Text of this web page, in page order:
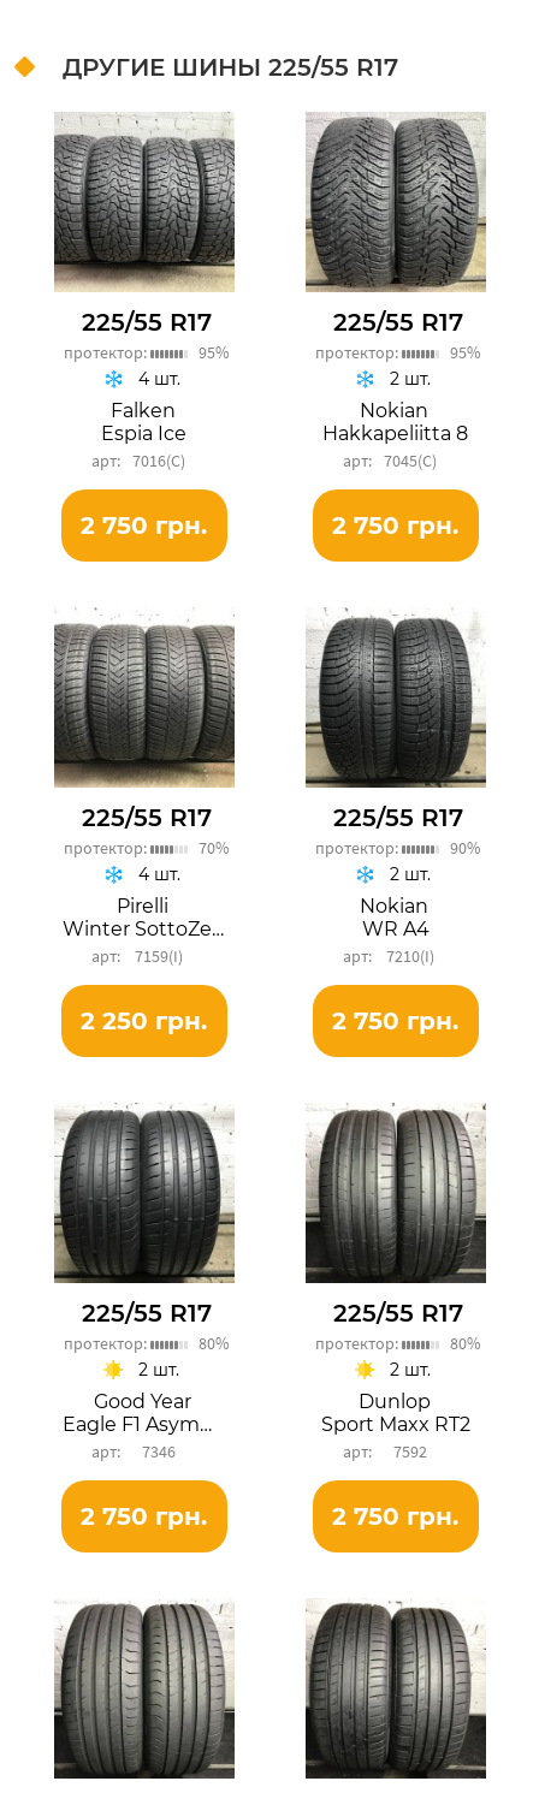
ДРУГИЕ ШИНЫ 225/55 R17
225/55 R17
протектор: 95%
Falken
Espia Ice
7016(C)
4 шт.
2 750 грн.
225/55 R17
протектор: 95%
Nokian
Hakkapeliitta 8
7045(C)
2 шт.
2 750 грн.
225/55 R17
протектор: 70%
Pirelli
Winter SottoZero 3
7159(I)
4 шт.
2 250 грн.
225/55 R17
протектор: 90%
Nokian
WR A4
7210(I)
2 шт.
2 750 грн.
225/55 R17
протектор: 80%
Good Year
Eagle F1 Asymmetric 3
7346
2 шт.
2 750 грн.
225/55 R17
протектор: 80%
Dunlop
Sport Maxx RT2
7592
2 шт.
2 750 грн.